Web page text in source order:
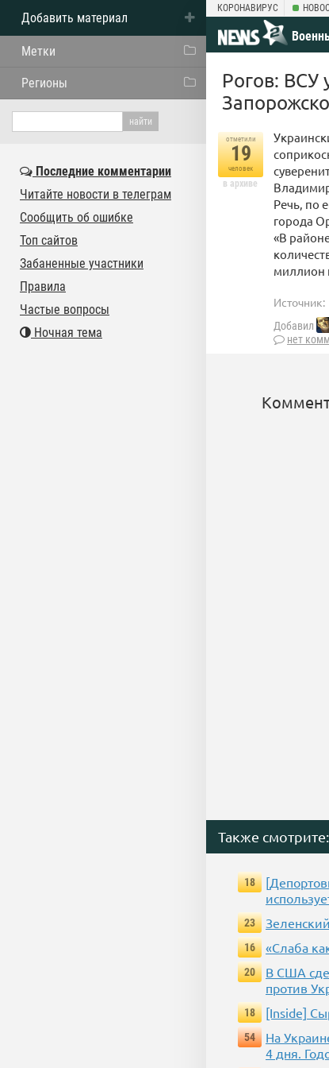
КОРОНАВИРУС
Рогов: ВСУ
отметили
19
человек
в архиве
Речь, по
города
«В
миллион
Источник:
Добавил
нет
Также смотрите:
18
23
16
«Слаба
20
В США
против
18
[Inside]
54
На
4 дня.
Добавить материал
Метки
Регионы
Последние комментарии
Читайте новости в телеграм
Сообщить об ошибке
Топ сайтов
Забаненные участники
Правила
Частые вопросы
Ночная тема